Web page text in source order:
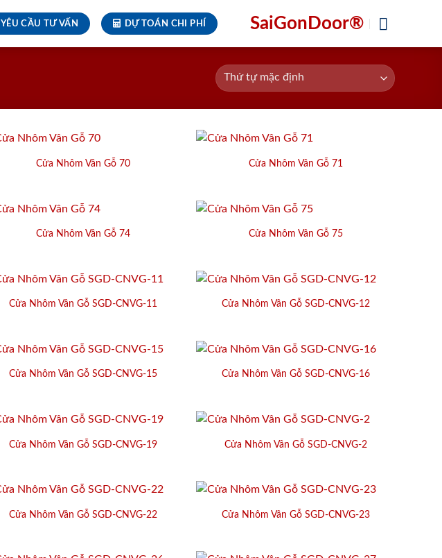
YÊU CẦU TƯ VẤN DỰ TOÁN CHI PHÍ SaiGonDoor®
Cửa Nhôm Vân Gỗ 70 Cửa Nhôm Vân Gỗ 71
Cửa Nhôm Vân Gỗ 74 Cửa Nhôm Vân Gỗ 75
Cửa Nhôm Vân Gỗ SGD-CNVG-11 Cửa Nhôm Vân Gỗ SGD-CNVG-12
Cửa Nhôm Vân Gỗ SGD-CNVG-15 Cửa Nhôm Vân Gỗ SGD-CNVG-16
Cửa Nhôm Vân Gỗ SGD-CNVG-19 Cửa Nhôm Vân Gỗ SGD-CNVG-2
Cửa Nhôm Vân Gỗ SGD-CNVG-22 Cửa Nhôm Vân Gỗ SGD-CNVG-23